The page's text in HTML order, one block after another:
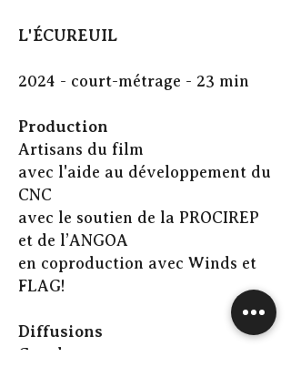
L'ÉCUREUIL
2024 - court-métrage - 23 min
Production
Artisans du film
avec l'aide au développement du
CNC
avec le soutien de la PROCIREP
et de l’ANGOA
en coproduction avec Winds et
FLAG!
Diffusions
Canal+